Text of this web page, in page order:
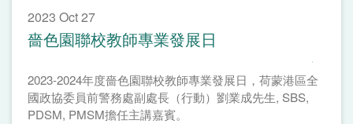
2023 Oct 27
嗇色園聯校教師專業發展日
2023-2024年度嗇色園聯校教師專業發展日，荷蒙港區全
國政協委員前警務處副處長（行動）劉業成先生, SBS,
PDSM, PMSM擔任主講嘉賓。